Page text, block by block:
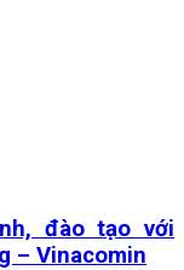
đào tạo với
– Vinacomin